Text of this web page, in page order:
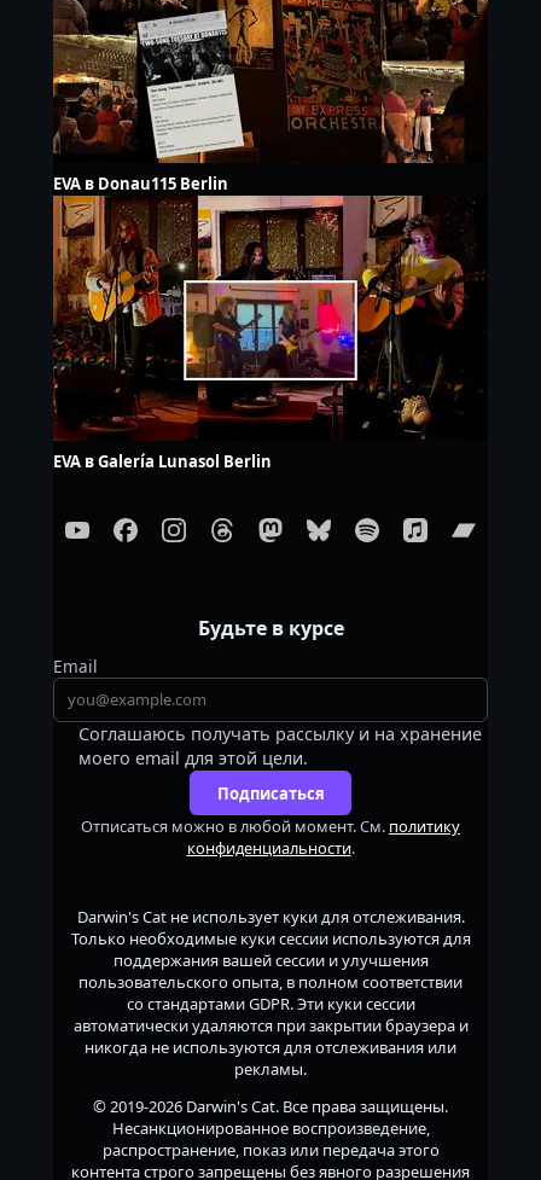
EVA в Donau115 Berlin
EVA в Galería Lunasol Berlin
Будьте в курсе
Email
Соглашаюсь получать рассылку и на хранение
моего email для этой цели.
Подписаться
Отписаться можно в любой момент. См. политику
конфиденциальности.
Darwin's Catне использует куки для отслеживания.
Только необходимые куки сессии используются для
поддержания вашей сессии и улучшения
пользовательского опыта, в полном соответствии
со стандартами GDPR. Эти куки сессии
автоматически удаляются при закрытии браузера и
никогда не используются для отслеживания или
рекламы.
© 2019-2026 Darwin's Cat. Все права защищены.
Несанкционированное воспроизведение,
распространение, показ или передача этого
контента строго запрещены без явного разрешения